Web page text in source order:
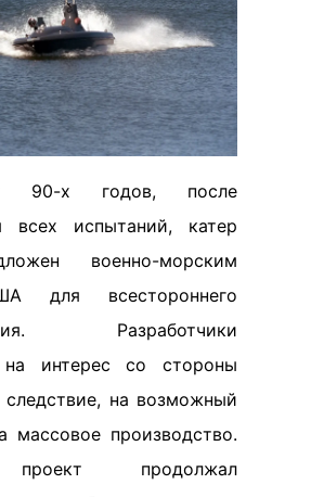
90-х годов, после
всех испытаний, катер
военно-морским
для всестороннего
Разработчики
на интерес со стороны
на возможный
массовое производство.
продолжал